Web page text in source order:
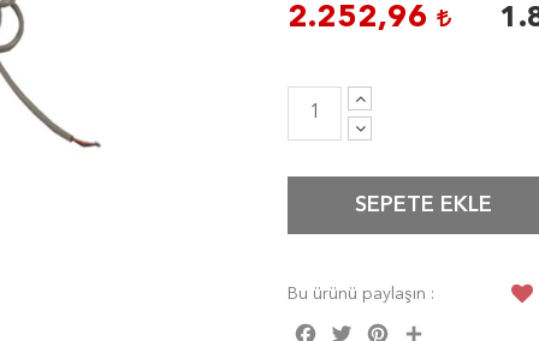
2.252,96
SEPETE EKLE
Bu ürünü paylaşın :
Facebook
Twitter Pinterest